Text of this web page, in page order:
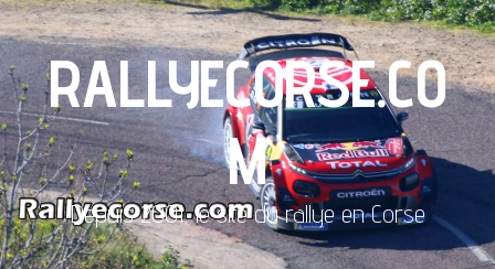
RALLYECORSE.CO
M
Depuis 2001, le site du rallye en Corse